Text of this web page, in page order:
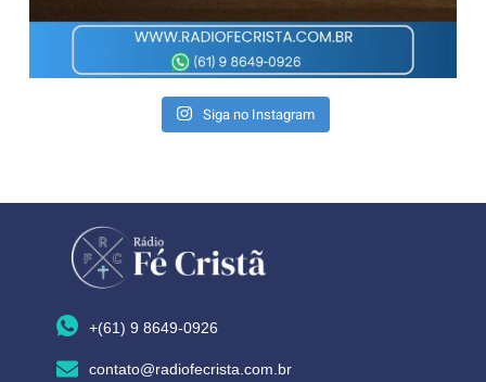
Siga no Instagram
+(61) 9 8649-0926
contato@radiofecrista.com.br